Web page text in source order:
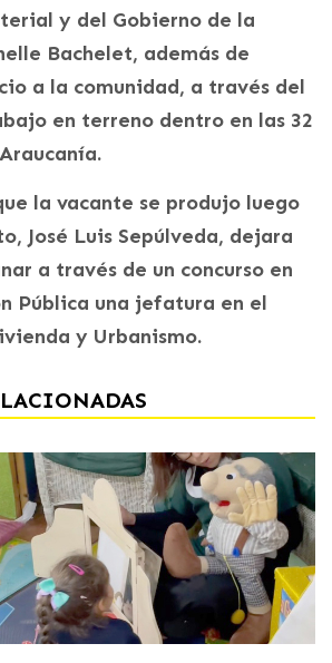
y del Gobierno de la
Bachelet, además de
a la comunidad, a través del
en terreno dentro en las 32
la vacante se produjo luego
José Luis Sepúlveda, dejara
a través de un concurso en
Pública una jefatura en el
y Urbanismo.